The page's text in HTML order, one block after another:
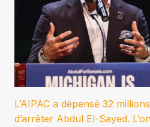
L’AIPAC a dépensé 32
d’arrêter Abdul El-Sayed.